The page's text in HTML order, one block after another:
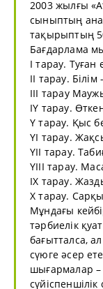
2003 жылғы
сыныптың ана
тақырыптың
Бағдарлама
І тарау. Туған
ІІ тарау.
ІІІ тарау
ІҮ тарау.
Ү тарау. Қыс
ҮІ тарау.
ҮІІ тарау.
ҮІІІ тарау.
ІХ тарау.
Х тарау.
Мұндағы
тәрбиелік
бағытталса,
сүюге әсер
шығармалар –
сүйіспеншілік